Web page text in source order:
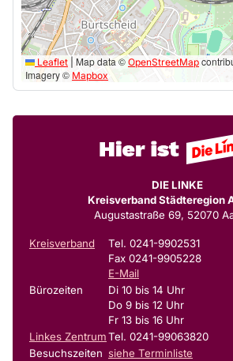
Leaflet Map data © OpenStreetMap
Imagery © Mapbox
DIE LINKE
Kreisverband Städteregion
Augustastraße 69, 52070
Kreisverband
Tel. 0241-9902531
Fax 0241-9905228
E-Mail
Bürozeiten
Di 10 bis 14 Uhr
Do 9 bis 12 Uhr
Fr 13 bis 16 Uhr
Linkes ZentrumTel. 0241-99063820
Besuchszeiten siehe Terminliste